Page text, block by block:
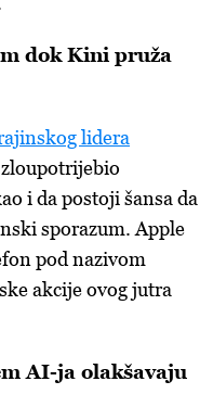
dok Kini pruža
lidera
i da postoji šansa da
sporazum. Apple
pod nazivom
akcije ovog jutra
AI-ja olakšavaju